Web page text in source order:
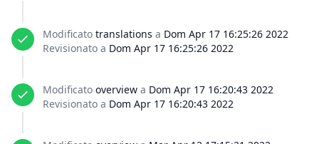
Modificato translations a Dom Apr 17 16:25:26 2022
Revisionato a Dom Apr 17 16:25:26 2022
Modificato overview a Dom Apr 17 16:20:43 2022
Revisionato a Dom Apr 17 16:20:43 2022